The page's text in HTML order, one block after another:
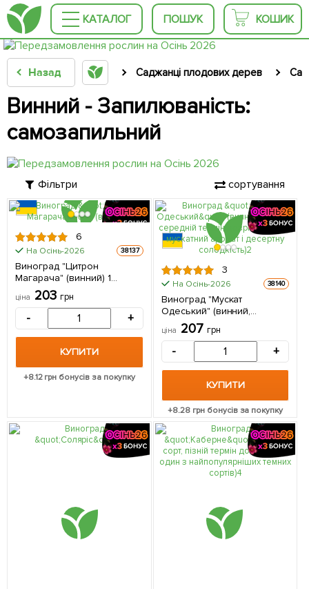
КАТАЛОГ ПОШУК КОШИК
Назад Саджанці плодових дерев
Винний - Запилюваність:
самозапильний
Фільтри сортування
6
На Осінь-2026 38137
Виноград "Цитрон
Магарача" (винний) 1
саджанець в упаковці
ціна 203 грн
- +
КУПИТИ
+8.12грн бонусів за покупку
3
На Осінь-2026 38140
Виноград "Мускат
Одеський" (винний,
ранньо-середній термін
дозрівання, має мускатний
аромат і десертну
солодкість) 1 саджанець в
упаковці
ціна 207 грн
- +
КУПИТИ
+8.28грн бонусів за покупку